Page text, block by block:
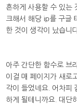
흔하게 사용할 수 있는
크해서 해당 ip를 구글
한 것이 생각이 났습니
아주 간단한 함수로 브
이걸 매 페이지가 새로
각이 들었네요. 어차피
하게 될테니까요. 대단